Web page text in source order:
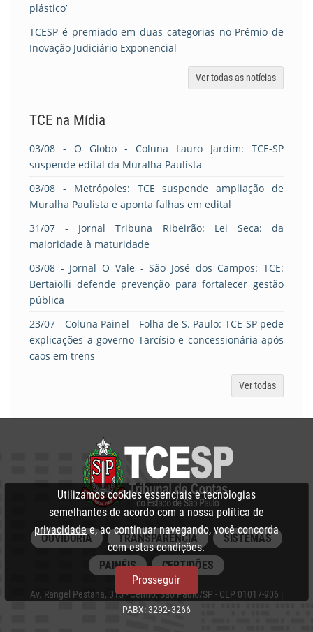
plástico’
TCESP é premiado em duas categorias no Prêmio de
Inovação Judiciário Exponencial
Ver todas as notícias
TCE na Mídia
03/08 - O Globo - Coluna Lauro Jardim: TCE-SP
suspende edital da Muralha Paulista
03/08 - Metrópoles: TCE suspende ampliação de
Muralha Paulista e aponta falhas em edital
31/07 - Jornal Tribuna Ribeirão: Lei Seca: da
maioridade à maturidade
03/08 - Jornal O Vale - São José dos Campos: TCE:
Bertaiolli defende prevenção para fortalecer gestão
pública
23/07 - Coluna Painel - Folha de S. Paulo: TCE-SP pede
explicações a governo Tarcísio e concessionária após
caos em trens
Ver todas
OUVIDORIA TRANSPARÊNCIA SISTEMAS
PAINÉIS CERTIDÕES
Av. Rangel Pestana, 315 - Centro, São Paulo/SP - CEP 01017-906 |
PABX: 3292‑3266
Utilizamos cookies essenciais e tecnologias
semelhantes de acordo com a nossa política de
privacidadee, ao continuar navegando, você concorda
com estas condições.
Prosseguir